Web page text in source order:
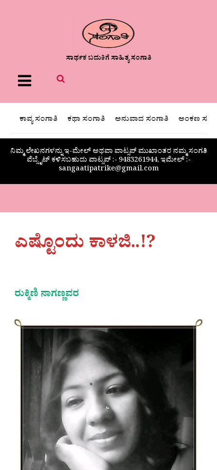
ಸಾರ್ಥಕ ಬದುಕಿಗೆ ಸಾಹಿತ್ಯ ಸಂಗಾತಿ
Menu
ಕಾವ್ಯ ಸಂಗಾತಿ ಕಥಾ ಸಂಗಾತಿ ಅನುವಾದ ಸಂಗಾತಿ ಅಂಕಣ
ನಿಮ್ಮ ಲೇಖನಗಳನ್ನು ಇ-ಮೇಲ್ ಅಥವಾ ವಾಟ್ಸಪ್ ಮುಖಾಂತರ ನಮ್ಮ ಸಂಗತಿ
ವೆಬ್ಸೈಟ್ ಕಳಿಸಬಹುದು ವಾಟ್ಸಪ್‌ :- 9483261944, ಇಮೇಲ್ :-
sangaatipatrike@gmail.com
ಎಷ್ಟೊಂದು ಕಾಳಜಿ..!?
ರುಕ್ಮಿಣಿ ನಾಗಣ್ಣವರ